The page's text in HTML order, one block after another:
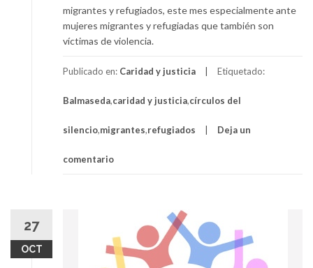
migrantes y refugiados, este mes especialmente ante
mujeres migrantes y refugiadas que también son
víctimas de violencia.
Publicado en: Caridad y justicia Etiquetado:
Balmaseda,caridad y justicia,círculos del
silencio,migrantes,refugiados Deja un
comentario
27
OCT